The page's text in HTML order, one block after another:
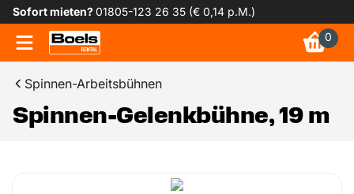
Sofort mieten?01805-123 26 35 (€ 0,14 p.M.)
0
Spinnen-Arbeitsbühnen
Spinnen-Gelenkbühne, 19 m